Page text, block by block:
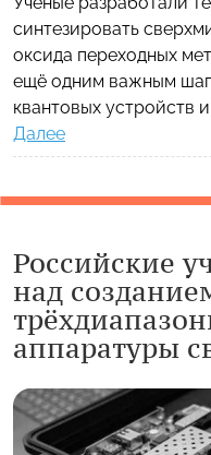
синтезировать
оксида переходных
ещё одним важным
квантовых устройств
Далее
Российские
над
аппаратуры